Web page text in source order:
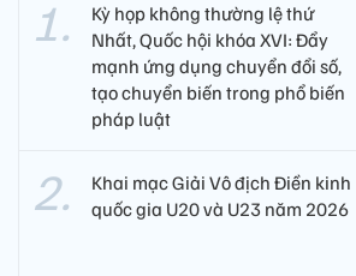
Kỳ họp không thường lệ thứ
Nhất, Quốc hội khóa XVI: Đẩy
mạnh ứng dụng chuyển đổi số,
tạo chuyển biến trong phổ biến
pháp luật
Khai mạc Giải Vô địch Điền kinh
quốc gia U20 và U23 năm 2026